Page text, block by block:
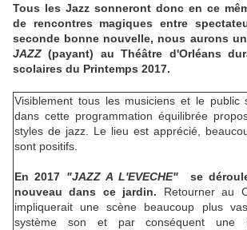
Tous les Jazz sonneront donc en ce
de rencontres magiques entre
seconde bonne nouvelle, nous aurons
JAZZ (payant) au Théâtre d'Orléans
scolaires du Printemps 2017.
Visiblement tous les musiciens et le public
dans cette programmation équilibrée
styles de jazz. Le lieu est apprécié,
sont positifs.
En 2017 "JAZZ A L'EVECHE"
se
nouveau dans ce jardin. Retourner au
impliquerait une scène beaucoup plus
système son et par conséquent une